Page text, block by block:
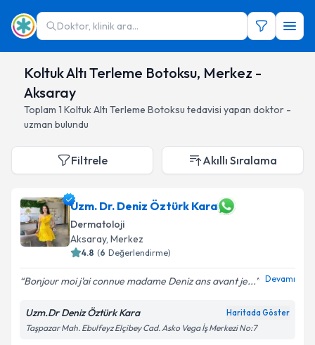
Doktor, klinik ara...
Koltuk Altı Terleme Botoksu, Merkez -
Aksaray
Toplam 1 Koltuk Altı Terleme Botoksu tedavisi yapan doktor -
uzman bulundu
Filtrele Akıllı Sıralama
Uzm. Dr. Deniz Öztürk Kara
Dermatoloji
Aksaray, Merkez
4.8 (6 Değerlendirme)
Bonjour moi j'ai connue madame Deniz ans avant je... Devamı
Uzm.Dr Deniz Öztürk Kara Haritada Göster
Taşpazar Mah. Ebulfeyz Elçibey Cad. Asko Vega İş Merkezi No:7